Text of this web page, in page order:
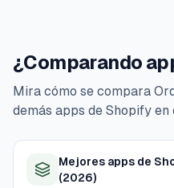
¿Comparando
Mira cómo se compara
demás apps de Shopify en
Mejores apps de
(2026)